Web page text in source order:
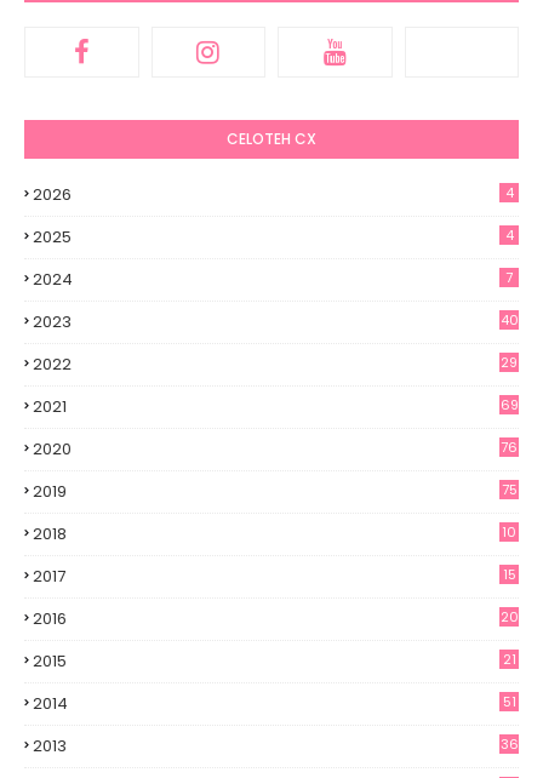
CELOTEH CX
2026 4
2025 4
2024 7
2023 40
2022 29
2021 69
2020 76
2019 75
2018 10
2017 15
2016 20
2015 21
2014 51
2013 36